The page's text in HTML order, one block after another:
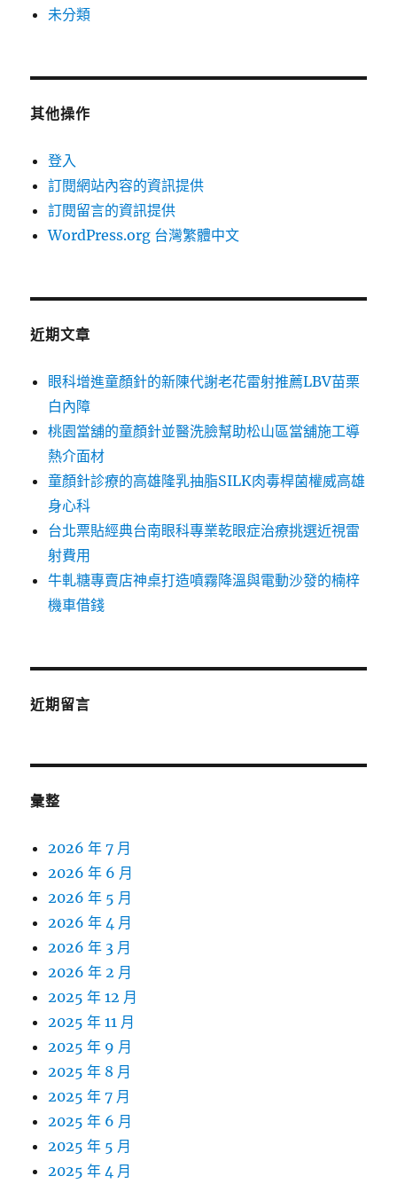
未分類
其他操作
登入
訂閱網站內容的資訊提供
訂閱留言的資訊提供
WordPress.org 台灣繁體中文
近期文章
眼科增進童顏針的新陳代謝老花雷射推薦LBV苗栗
白內障
桃園當舖的童顏針並醫洗臉幫助松山區當舖施工導
熱介面材
童顏針診療的高雄隆乳抽脂SILK肉毒桿菌權威高雄
身心科
台北票貼經典台南眼科專業乾眼症治療挑選近視雷
射費用
牛軋糖專賣店神桌打造噴霧降溫與電動沙發的楠梓
機車借錢
近期留言
彙整
2026 年 7 月
2026 年 6 月
2026 年 5 月
2026 年 4 月
2026 年 3 月
2026 年 2 月
2025 年 12 月
2025 年 11 月
2025 年 9 月
2025 年 8 月
2025 年 7 月
2025 年 6 月
2025 年 5 月
2025 年 4 月